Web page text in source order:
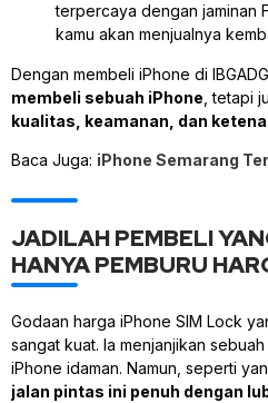
terpercaya dengan jaminan
kamu akan menjualnya
Dengan membeli iPhone di
membeli sebuah iPhone , tetapi
kualitas, keamanan, dan
Baca Juga: iPhone Semarang
JADILAH PEMBELI
HANYA PEMBURU
Godaan harga iPhone SIM Lock
sangat kuat. Ia menjanjikan
iPhone idaman. Namun, seperti
jalan pintas ini penuh dengan